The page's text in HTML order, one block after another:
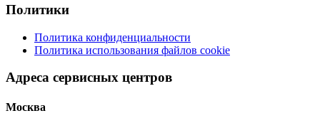
Политики
Политика конфиденциальности
Политика использования файлов cookie
Адреса сервисных центров
Москва